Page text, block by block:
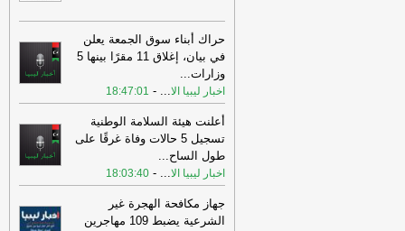
حراك أبناء سوق الجمعة يعلن
في بيان، إغلاق 11 مقرًا بينها 5
وزارات...
اخبار ليبيا الا...
-
18:47:01
أعلنت هيئة السلامة الوطنية
تسجيل 5 حالات وفاة غرقًا على
طول الساح...
اخبار ليبيا الا...
-
18:03:40
جهاز مكافحة الهجرة غير
الشرعية يضبط 109 مهاجرين